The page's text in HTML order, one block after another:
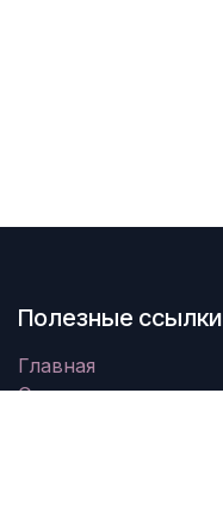
Полезные ссылки
Главная
О нас